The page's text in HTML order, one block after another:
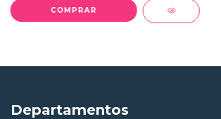
Departamentos